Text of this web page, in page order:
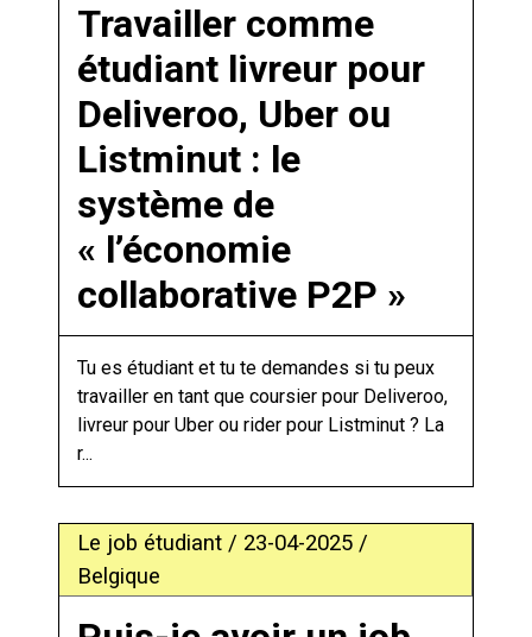
Travailler comme
étudiant livreur pour
Deliveroo, Uber ou
Listminut : le
système de
« l’économie
collaborative P2P »
Tu es étudiant et tu te demandes si tu peux
travailler en tant que coursier pour Deliveroo,
livreur pour Uber ou rider pour Listminut ? La
r...
Le job étudiant / 23-04-2025 /
Belgique